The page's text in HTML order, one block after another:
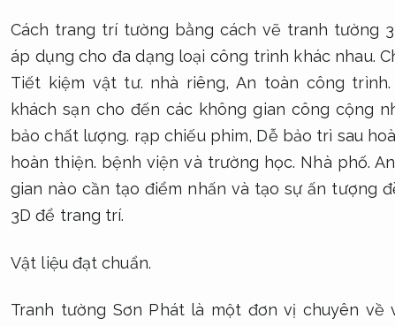
Cách trang trí tường bằng cách vẽ tranh tường
áp dụng cho đa dạng loại công trình khác nhau.
Tiết kiệm vật tư. nhà riêng,An toàn công trình.
khách sạn cho đến các không gian công cộng
bảo chất lượng. rạp chiếu phim, Dễ bảo trì sau
hoàn thiện. bệnh viện và trường học. Nhà phố.
gian nào cần tạo điểm nhấn và tạo sự ấn tượng
3D để trang trí.
Vật liệu đạt chuẩn.
Tranh tường Sơn Phát là một đơn vị chuyên